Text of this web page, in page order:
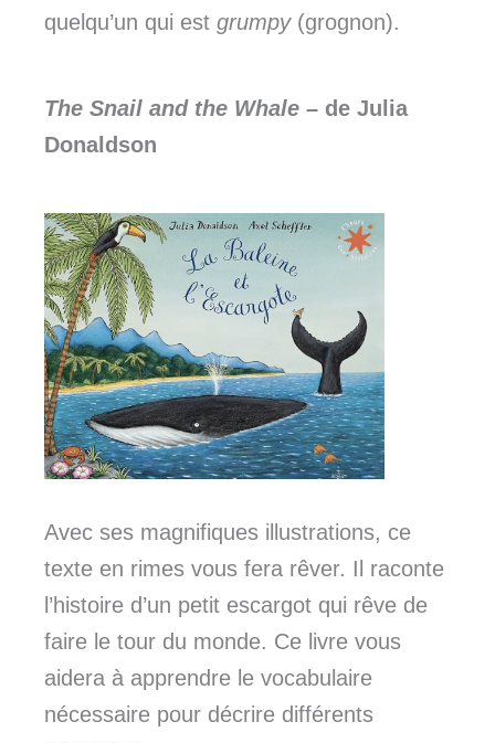
quelqu’un qui est grumpy (grognon).
The Snail and the Whale – de Julia
Donaldson
Avec ses magnifiques illustrations, ce
texte en rimes vous fera rêver. Il raconte
l’histoire d’un petit escargot qui rêve de
faire le tour du monde. Ce livre vous
aidera à apprendre le vocabulaire
nécessaire pour décrire différents